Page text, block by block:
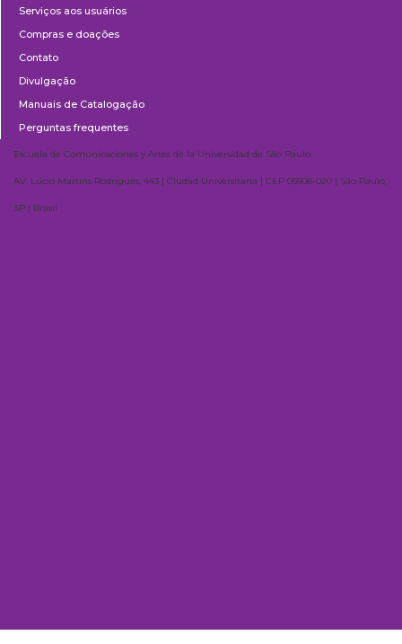
Serviços aos usuários
Compras e doações
Contato
Divulgação
Manuais de Catalogação
Perguntas frequentes
Escuela de Comunicaciones y Artes de la Universidad de São Paulo
AV. Lúcio Martins Rodrigues, 443 | Ciudad Universitaria | CEP 05508-020 | São Paulo,
SP | Brasil